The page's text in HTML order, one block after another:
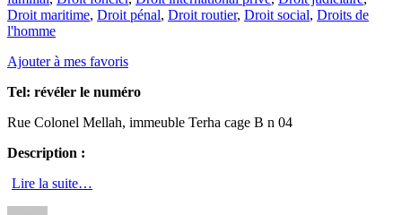
Droit maritime, Droit pénal, Droit routier, Droit social, Droits de
l'homme
Ajouter à mes favoris
Tel: révéler le numéro
Rue Colonel Mellah, immeuble Terha cage B n 04
Description :
Lire la suite…